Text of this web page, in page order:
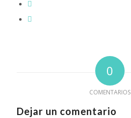
0
COMENTARIOS
Dejar un comentario